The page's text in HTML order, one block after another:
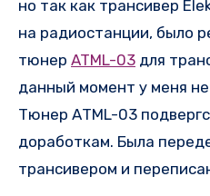
но так как трансивер
на радиостанции, было
тюнер ATML-03 для
данный момент у меня
Тюнер АТМL-03
доработкам. Была
трансивером и